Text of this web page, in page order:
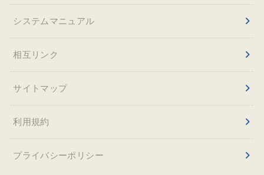
システムマニュアル
相互リンク
サイトマップ
利用規約
プライバシーポリシー